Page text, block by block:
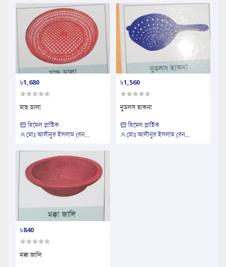
৳1,680
মাছ ডালা
হিমেল প্লাষ্টিক
মোঃ আলীনুর ইসলাম (রন...
৳1,560
নুডলস ছাকনা
হিমেল প্লাষ্টিক
মোঃ আলীনুর ইসলাম (রন...
৳840
মক্কা জালি